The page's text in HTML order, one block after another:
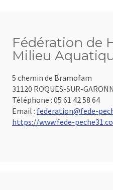
Fédération de
Milieu
5 chemin de Bramofam
31120 ROQUES-SUR-
Téléphone : 05 61 42 58 64
Email : federation@fede-
https://www.fede-